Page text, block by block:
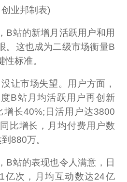
业邦制表)
B站的新增月活跃用户和用
。这也成为二级市场衡量B
标准。
让市场失望。用户方面，
B站月均活跃用户再创新
增长40%;日活用户达3800
比增长，月均付费用户数
880万。
B站的表现也令人满意，日
亿次，月均互动数达24亿